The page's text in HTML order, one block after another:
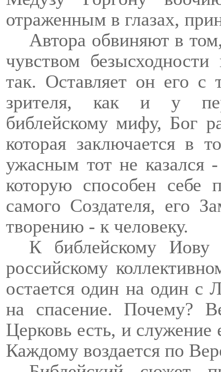
отраженным в глазах,
Автора обвиняют в
чувством
так. Оставляет он его
зрителя, как и у
библейскому мифу, Бог
которая заключается
ужасным тот не казался
которую способен себе
самого Создателя, его
творению - к человеку.
К библейскому
российскому
остается один на один с
на спасение. Почему?
Церковь есть, и служение
Каждому воздается по